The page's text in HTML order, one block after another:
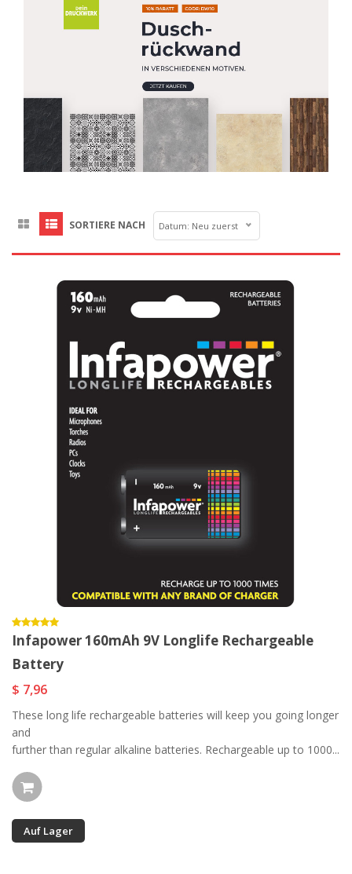
SORTIERE NACH Datum: Neu zuerst
Infapower 160mAh 9V Longlife Rechargeable
Battery
$ 7,96
These long life rechargeable batteries will keep you going longer
and
further than regular alkaline batteries. Rechargeable up to 1000...
Auf Lager